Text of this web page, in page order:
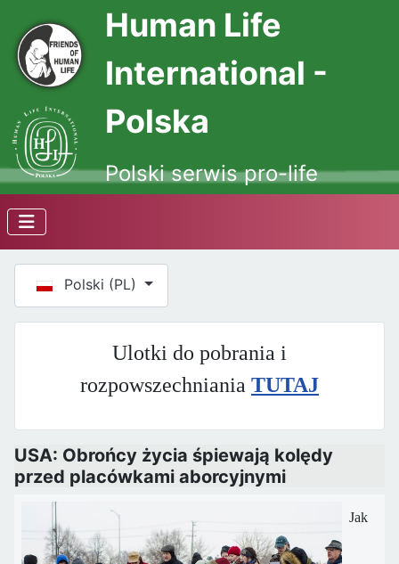
Human Life
International -
Polska
Polski serwis pro-life
Wybierz swój język
Polski (PL)
Ulotki do pobrania i
rozpowszechniania TUTAJ
USA: Obrońcy życia śpiewają kolędy
przed placówkami aborcyjnymi
Jak